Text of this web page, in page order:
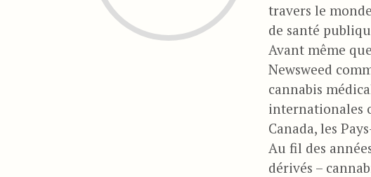
travers le
de santé
Avant même
Newsweed
cannabis
internationales
Canada, les
Au fil des
dérivés –